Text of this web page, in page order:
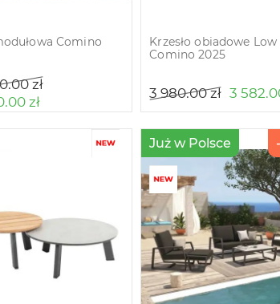
Comino
zł
zł
Krzesło obiadowe Low
Comino 2025
3 980.00zł 3
Już w Polsce